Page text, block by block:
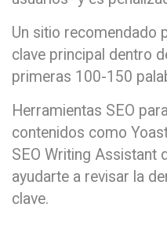
Un sitio recomendado
clave principal dentro
primeras 100-150
Herramientas SEO
contenidos como
SEO Writing Assistant
ayudarte a revisar la
clave.